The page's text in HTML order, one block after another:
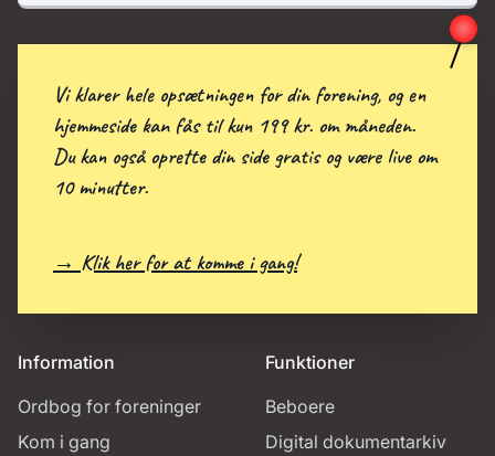
Information
Ordbog for foreninger
Kom i gang
Funktioner
Beboere
Digital dokumentarkiv
Vi klarer hele opsætningen for din forening, og en
hjemmeside kan fås til kun 199 kr. om måneden.
Du kan også oprette din side gratis og være live om
10 minutter.
→ Klik her for at komme i gang!